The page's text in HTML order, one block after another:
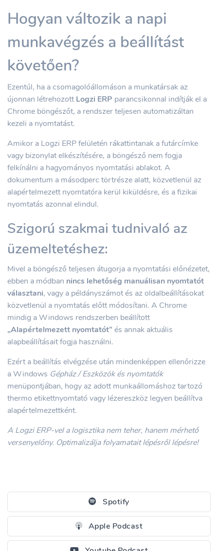
Hogyan változik a napi
munkavégzés a beállítást
követően?
Ezentúl, ha a csomagolóállomáson a munkatársak az
újonnan létrehozottLogzi ERP parancsikonnal indítják el a
Chrome böngészőt, a rendszer teljesen automatizáltan
kezeli a nyomtatást.
Amikor a Logzi ERP felületén rákattintanak a futárcímke
vagy bizonylat elkészítésére, a böngésző nem fogja
felkínálni a hagyományos nyomtatási ablakot. A
dokumentum a másodperc törtrésze alatt, közvetlenül az
alapértelmezett nyomtatóra kerül kiküldésre, és a fizikai
nyomtatás azonnal elindul.
Szigorú szakmai tudnivaló az
üzemeltetéshez:
Mivel a böngésző teljesen átugorja a nyomtatási előnézetet,
ebben a módban nincs lehetőség manuálisan nyomtatót
választani, vagy a példányszámot és az oldalbeállításokat
közvetlenül a nyomtatás előtt módosítani. A Chrome
mindig a Windows rendszerben beállított
„Alapértelmezett nyomtatót”és annak aktuális
alapbeállításait fogja használni.
Ezért a beállítás elvégzése után mindenképpen ellenőrizze
a Windows Gépház / Eszközök és nyomtatók
menüpontjában, hogy az adott munkaállomáshoz tartozó
thermo etikettnyomtató vagy lézereszköz legyen beállítva
alapértelmezettként.
A Logzi ERP-vel a logisztika nem teher, hanem mérhető
versenyelőny. Optimalizálja folyamatait lépésről lépésre!
Spotify
Apple Podcast